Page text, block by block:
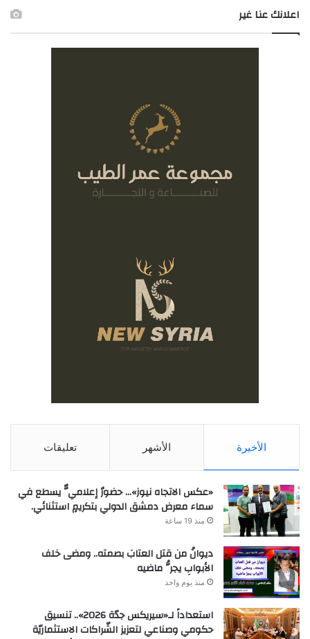
اعلانك عنا غير
الأخيرة الأشهر تعليقات
«عكس الاتجاه نيوز»… حضورٌ إعلاميٌّ يسطع في
سماء معرض دمشق الدولي بتكريمٍ استثنائي.
منذ 19 ساعة
ديوانُ من قتل العتابَ بصمته.. ومضى خلف
الأبوابِ يجرُّ ماضيه
منذ يوم واحد
استعداداً لـ«سيريكس جدّة 2026».. تنسيق
حكومي وصناعي لتعزيز الشّراكات الاستثماريّة